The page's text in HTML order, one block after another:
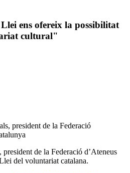
ens ofereix la possibilitat
cultural"
de la Federació d’Ateneus
del voluntariat catalana.